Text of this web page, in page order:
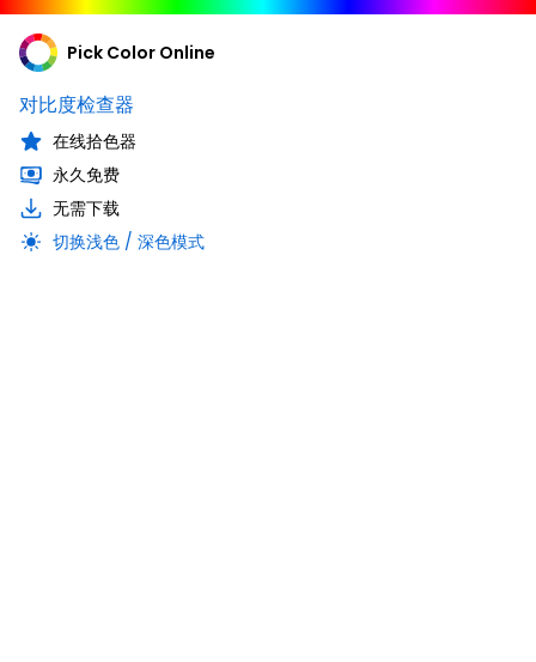
Pick Color Online
对比度检查器
在线拾色器
永久免费
无需下载
切换浅色 / 深色模式